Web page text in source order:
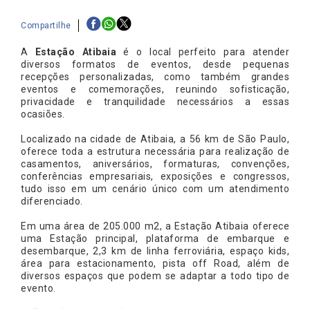
Compartilhe
A Estação Atibaia é o local perfeito para atender
diversos formatos de eventos, desde pequenas
recepções personalizadas, como também grandes
eventos e comemorações, reunindo sofisticação,
privacidade e tranquilidade necessários a essas
ocasiões.
Localizado na cidade de Atibaia, a 56 km de São Paulo,
oferece toda a estrutura necessária para realização de
casamentos, aniversários, formaturas, convenções,
conferências empresariais, exposições e congressos,
tudo isso em um cenário único com um atendimento
diferenciado.
Em uma área de 205.000 m2, a Estação Atibaia oferece
uma Estação principal, plataforma de embarque e
desembarque, 2,3 km de linha ferroviária, espaço kids,
área para estacionamento, pista off Road, além de
diversos espaços que podem se adaptar a todo tipo de
evento.